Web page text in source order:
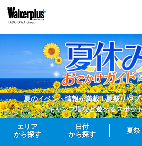
夏のイベント情報が満載！夏祭りや
キャンプ場など遊べるスポッ
エリア
から探す
日付
から探す
夏祭